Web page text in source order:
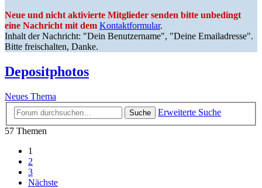
Neue und nicht aktivierte Mitglieder senden bitte unbedingt
eine Nachricht mit dem Kontaktformular.
Inhalt der Nachricht: "Dein Benutzername", "Deine Emailadresse".
Bitte freischalten, Danke.
Depositphotos
Neues Thema
Suche
Erweiterte Suche
57 Themen
1
2
3
Nächste